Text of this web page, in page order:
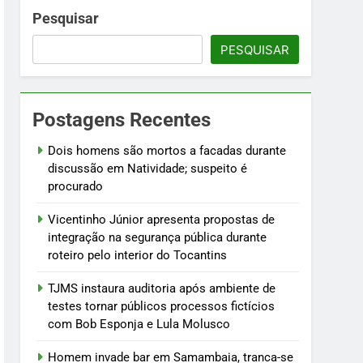
com Bob Esponja e Lula Molusco
e testam modelos para uso
Pesquisar
PESQUISAR
Postagens Recentes
Dois homens são mortos a facadas durante
discussão em Natividade; suspeito é
procurado
Vicentinho Júnior apresenta propostas de
integração na segurança pública durante
roteiro pelo interior do Tocantins
TJMS instaura auditoria após ambiente de
testes tornar públicos processos fictícios
com Bob Esponja e Lula Molusco
Homem invade bar em Samambaia, tranca-se